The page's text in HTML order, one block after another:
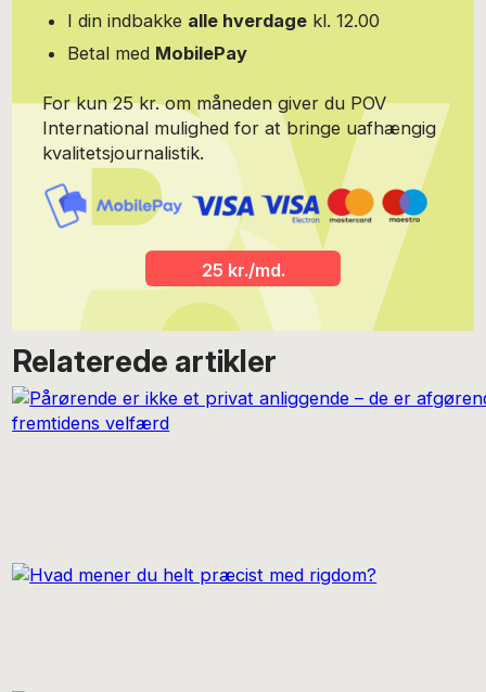
I din indbakke alle hverdage kl. 12.00
Betal med MobilePay
For kun 25 kr. om måneden giver du POV
International mulighed for at bringe uafhængig
kvalitetsjournalistik.
25 kr./md.
Relaterede artikler